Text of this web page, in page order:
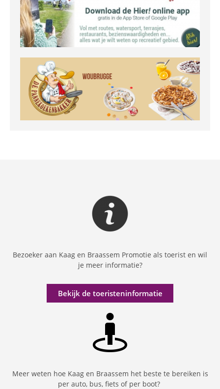
Bezoeker aan Kaag en Braassem Promotie als toerist en wil
je meer informatie?
Bekijk de toeristeninformatie
Meer weten hoe Kaag en Braassem het beste te bereiken is
per auto, bus, fiets of per boot?